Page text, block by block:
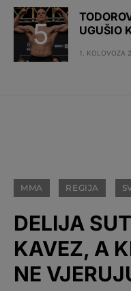
UGUŠIO
1. KOLOVOZA
MMA REGIJA
DELIJA
KAVEZ, A
NE